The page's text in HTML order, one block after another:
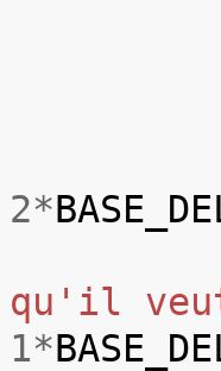
2*
qu'il
1*